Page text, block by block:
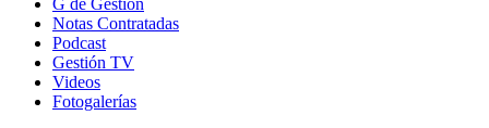
G de Gestión
Notas Contratadas
Podcast
Gestión TV
Videos
Fotogalerías